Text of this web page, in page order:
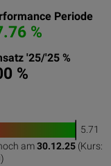
Periode
%
'25/'25 %
%
100
5.71
am30.12.25 (Kurs:
)